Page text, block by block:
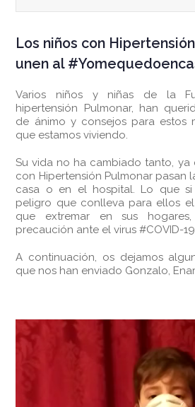
Los niños con
unen al
Varios niños y niñas de la
hipertensión Pulmonar, han
de ánimo y consejos para estos
que estamos viviendo.
Su vida no ha cambiado tanto, ya
con Hipertensión Pulmonar pasan
casa o en el hospital. Lo que
peligro que conlleva para ellos
que extremar en sus
precaución ante el virus #COVID-
A continuación, os dejamos
que nos han enviado Gonzalo,
Reproductor
de